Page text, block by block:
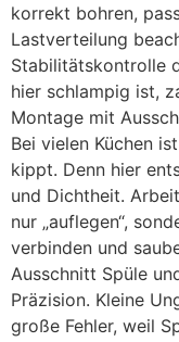
korrekt bohren,
Lastverteilung
Stabilitätskontrolle
hier schlampig ist,
Montage mit
Bei vielen Küchen
kippt. Denn hier
und Dichtheit.
nur „auflegen“,
verbinden und
Ausschnitt Spüle
Präzision. Kleine
große Fehler, weil